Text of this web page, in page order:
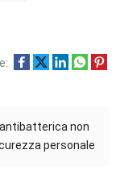
non
personale